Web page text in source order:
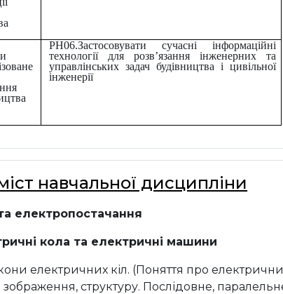
РН06.Застосовувати сучасні інформаційні
технології для розв’язання інженерних та
управлінських задач будівництва і цивільної
інженерії
навчальної дисципліни
електропостачання
кола та електричні машини
електричних кіл. (Поняття про
зображення, структуру. Послідовне,